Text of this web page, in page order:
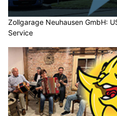
Zollgarage Neuhausen GmbH:
Service